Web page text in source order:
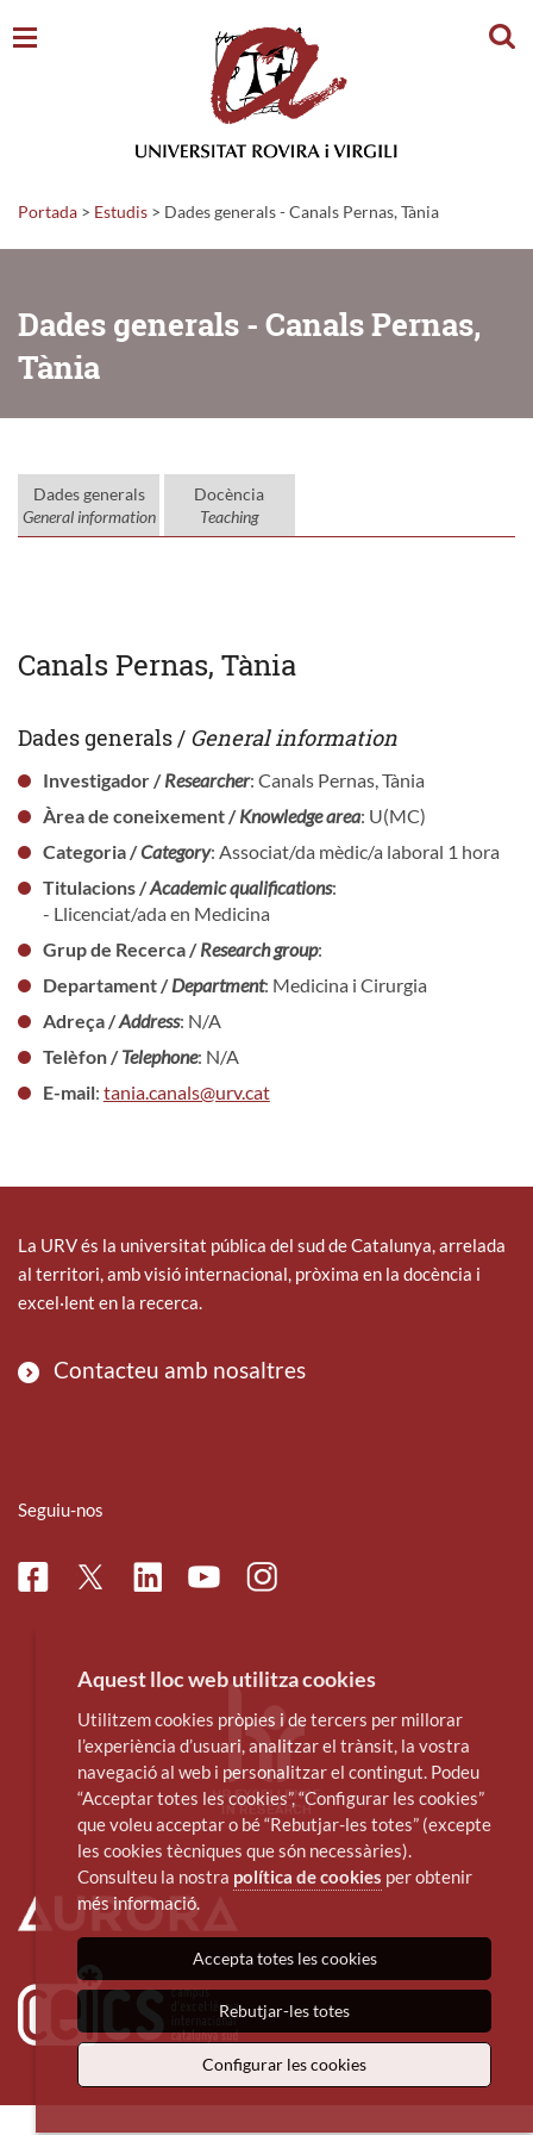
Portada > Estudis > Dades generals - Canals Pernas, Tània
Dades generals - Canals Pernas,
Tània
Dades generals
General information
Docència
Teaching
Canals Pernas, Tània
Dades generals / General information
Investigador /Researcher: Canals Pernas, Tània
Àrea de coneixement /Knowledge area: U(MC)
Categoria /Category: Associat/da mèdic/a laboral 1 hora
Titulacions /Academic qualifications:
- Llicenciat/ada en Medicina
Grup de Recerca /Research group:
Departament /Department: Medicina i Cirurgia
Adreça /Address: N/A
Telèfon /Telephone: N/A
E-mail: tania.canals@urv.cat
La URV és la universitat pública del sud de Catalunya, arrelada
al territori, amb visió internacional, pròxima en la docència i
excel·lent en la recerca.
Contacteu amb nosaltres
Seguiu-nos
FacebookTwitterLinkedinYoutubeInstagram
Aquest lloc web utilitza cookies
Utilitzem cookies pròpies i de tercers per millorar
l’experiència d’usuari, analitzar el trànsit, la vostra
navegació al web i personalitzar el contingut. Podeu
“Acceptar totes les cookies”, “Configurar les cookies”
que voleu acceptar o bé “Rebutjar-les totes” (excepte
les cookies tècniques que són necessàries).
Consulteu la nostra política de cookies per obtenir
més informació.
Accepta totes les cookies
Rebutjar-les totes
Configurar les cookies